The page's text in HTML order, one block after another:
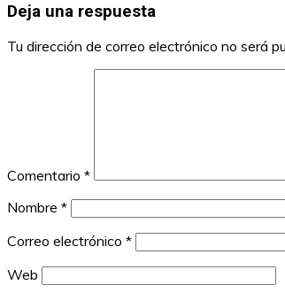
Deja una respuesta
Tu dirección de correo electrónico no será
Comentario *
Nombre *
Correo electrónico *
Web